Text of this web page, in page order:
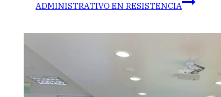
ADMINISTRATIVO EN RESISTENCIA